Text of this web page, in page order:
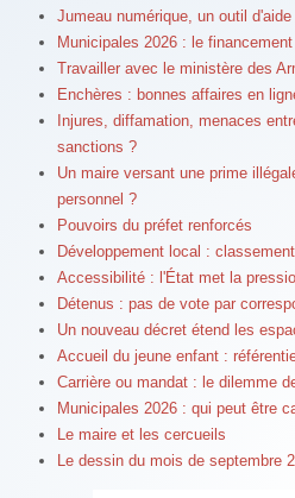
Jumeau numérique, un outil
Municipales 2026 : le
Travailler avec le ministère des
Enchères : bonnes affaires en
Injures, diffamation, menaces
sanctions ?
Un maire versant une prime
personnel ?
Pouvoirs du préfet renforcés
Développement local :
Accessibilité : l'État met la
Détenus : pas de vote par
Un nouveau décret étend les
Accueil du jeune enfant :
Carrière ou mandat : le dilemme
Municipales 2026 : qui peut être
Le maire et les cercueils
Le dessin du mois de septembre